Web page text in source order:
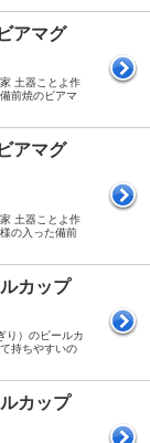
アマグ
土器ことよ作
前焼のビアマ
アマグ
土器ことよ作
の入った備前
カップ
り）のビールカ
持ちやすいの
カップ